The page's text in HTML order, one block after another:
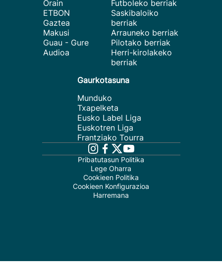
Orain
ETBON
Gaztea
Makusi
Guau - Gure
Audioa
Futboleko berriak
Saskibaloiko
berriak
Arrauneko berriak
Pilotako berriak
Herri-kirolakeko
berriak
Gaurkotasuna
Munduko
Txapelketa
Eusko Label Liga
Euskotren Liga
Frantziako Tourra
Pribatutasun Politika
Lege Oharra
Cookieen Politika
Cookieen Konfigurazioa
Harremana